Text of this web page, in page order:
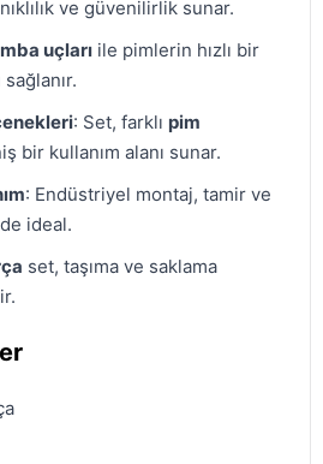
ve güvenilirlik sunar.
uçları ile pimlerin hızlı bir
: Set, farklı pim
bir kullanım alanı sunar.
: Endüstriyel montaj, tamir ve
ideal.
set, taşıma ve saklama